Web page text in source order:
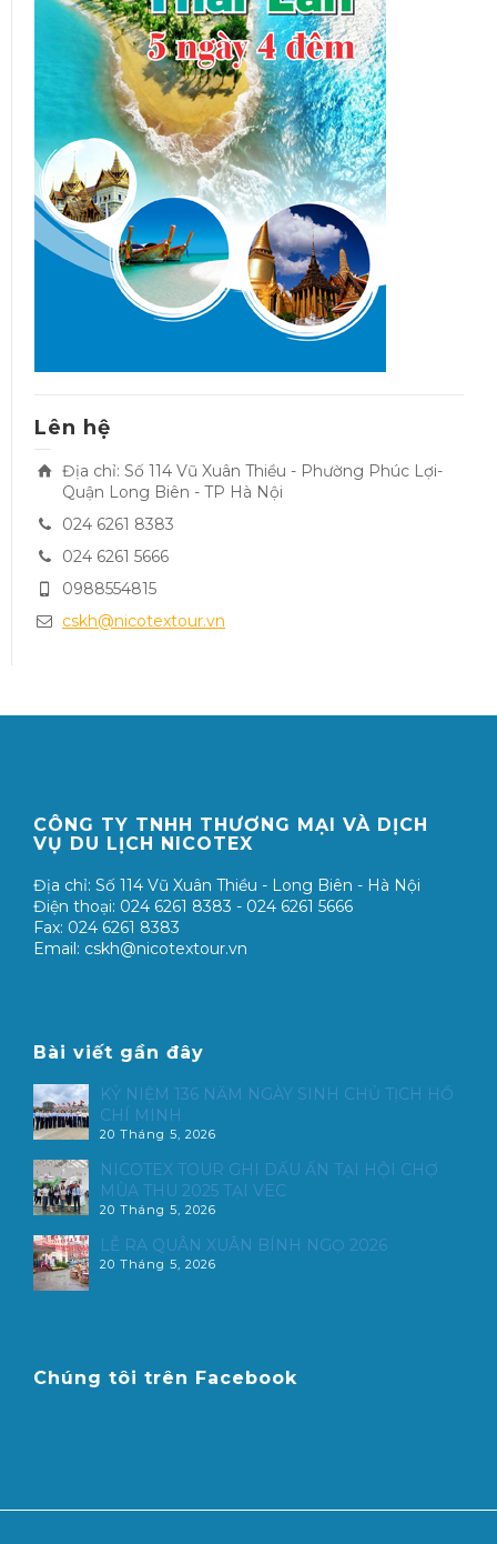
Lên hệ
Địa chỉ: Số 114 Vũ Xuân Thiều - Phường Phúc Lợi-
Quận Long Biên - TP Hà Nội
024 6261 8383
024 6261 5666
0988554815
cskh@nicotextour.vn
CÔNG TY TNHH THƯƠNG MẠI VÀ DỊCH
VỤ DU LỊCH NICOTEX
Địa chỉ: Số 114 Vũ Xuân Thiều - Long Biên - Hà Nội
Điện thoại: 024 6261 8383 - 024 6261 5666
Fax: 024 6261 8383
Email: cskh@nicotextour.vn
Bài viết gần đây
KỶ NIỆM 136 NĂM NGÀY SINH CHỦ TỊCH HỒ
CHÍ MINH
20 Tháng 5, 2026
NICOTEX TOUR GHI DẤU ẤN TẠI HỘI CHỢ
MÙA THU 2025 TẠI VEC
20 Tháng 5, 2026
LỄ RA QUÂN XUÂN BÍNH NGỌ 2026
20 Tháng 5, 2026
Chúng tôi trên Facebook